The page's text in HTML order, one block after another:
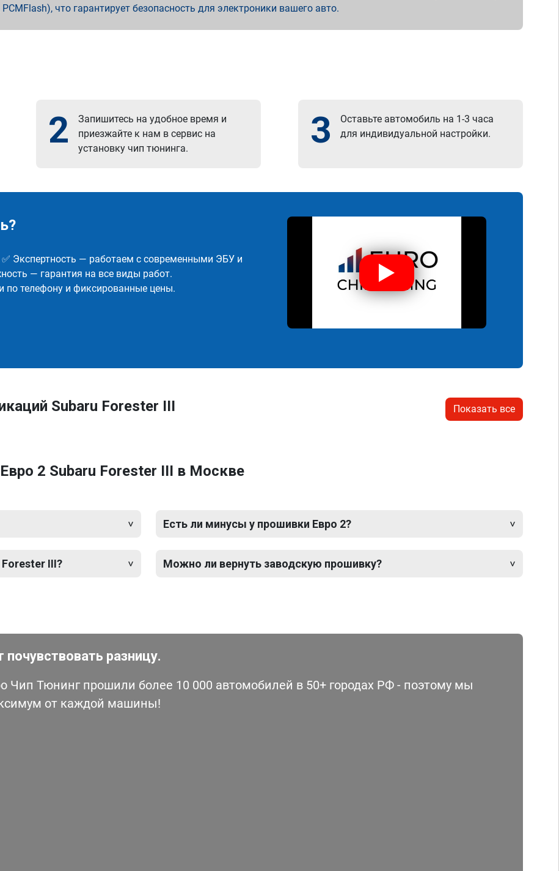
что гарантирует безопасность для электроники вашего авто.
2
Запишитесь на удобное время и
приезжайте к нам в сервис на
установку чип тюнинга.
3
Оставьте автомобиль на 1-3 часа
для индивидуальной настройки.
Экспертность — работаем с современными ЭБУ и
— гарантия на все виды работ.
по телефону и фиксированные цены.
Subaru Forester III Показать все
2 Subaru Forester III в Москве
III?
Есть ли минусы у прошивки Евро 2?
Можно ли вернуть заводскую прошивку?
разницу.
Чип Тюнинг прошили более 10 000 автомобилей в 50+ городах РФ - поэтому мы
от каждой машины!